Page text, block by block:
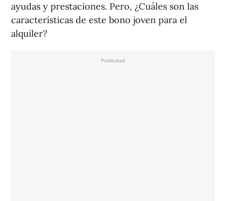
ayudas y prestaciones. Pero, ¿Cuáles son las
características de este bono joven para el
alquiler?